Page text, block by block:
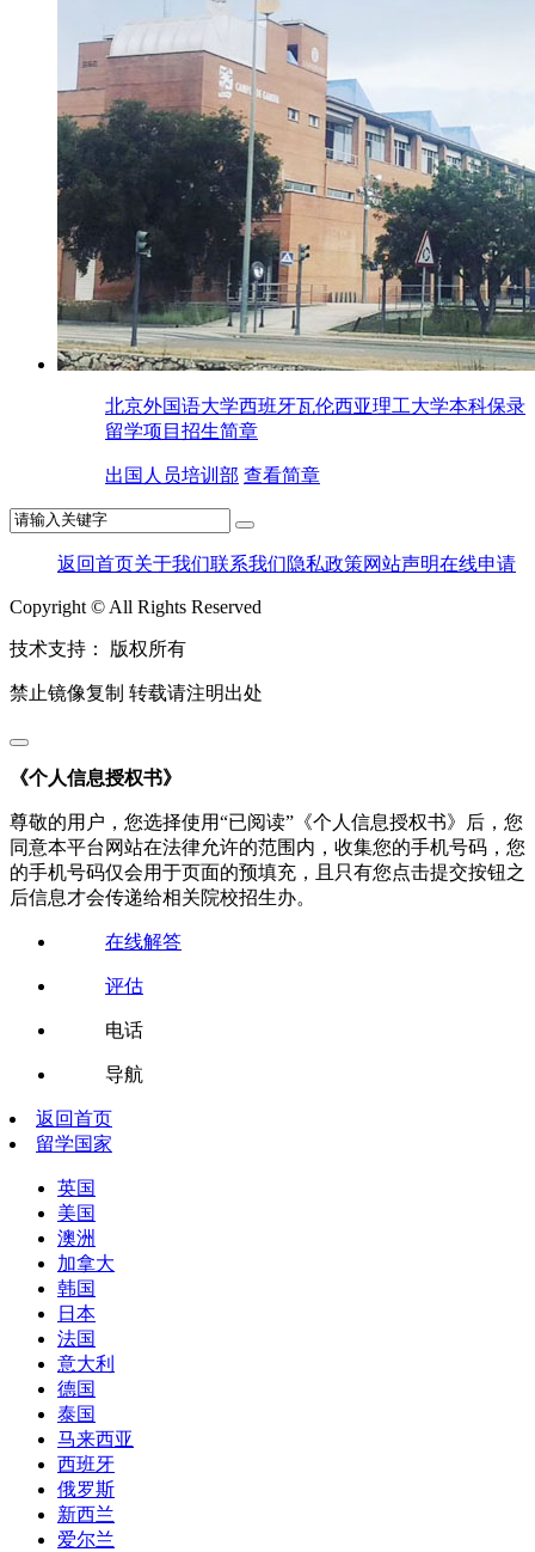
北京外国语大学西班牙瓦伦西亚理工大学本科保录
留学项目招生简章
出国人员培训部 查看简章
返回首页关于我们联系我们隐私政策网站声明在线申请
Copyright © All Rights Reserved
技术支持： 版权所有
禁止镜像复制 转载请注明出处
《个人信息授权书》
尊敬的用户，您选择使用“已阅读”《个人信息授权书》后，您
同意本平台网站在法律允许的范围内，收集您的手机号码，您
的手机号码仅会用于页面的预填充，且只有您点击提交按钮之
后信息才会传递给相关院校招生办。
在线解答
评估
电话
导航
返回首页
留学国家
英国
美国
澳洲
加拿大
韩国
日本
法国
意大利
德国
泰国
马来西亚
西班牙
俄罗斯
新西兰
爱尔兰